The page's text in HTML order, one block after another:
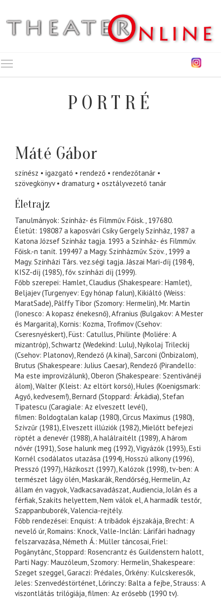
PORTRÉ
Máté Gábor
színész igazgató rendező
rendezőtanár
szövegkönyv
dramaturg osztályvezető tanár
Életrajz
Tanulmányok: Színház- és Filmműv. Főisk., 197680.
Életút: 198087 a kaposvári Csiky Gergely Színház, 1987 a
Katona József Színház tagja. 1993 a Színház- és Filmműv.
Főisk.-n tanít. 199497 a Magy. Színházműv. Szöv., 1999 a
Magy. Színházi Társ. vez.ségi tagja. Jászai Mari-díj (1984),
KISZ-díj (1985), főv. színházi díj (1999).
Főbb szerepei: Hamlet, Claudius (Shakespeare: Hamlet),
Beljajev (Turgenyev: Egy hónap falun), Kikiáltó (Weiss:
MaratSade), Pálffy Tibor (Szomory: Hermelin), Mr. Martin
(Ionesco: A kopasz énekesnő), Afranius (Bulgakov: A Mester
és Margarita), Kornis: Kozma, Trofimov (Csehov:
Cseresnyéskert), Füst: Catullus, Philinte (Moliére: A
mizantróp), Schwartz (Wedekind: Lulu), Nyikolaj Trileckij
(Csehov: Platonov), Rendező (A kínai), Sarconi (Önbizalom),
Brutus (Shakespeare: Julius Caesar), Rendező (Pirandello:
Ma este improvizálunk), Oberon (Shakespeare: Szentivánéji
álom), Walter (Kleist: Az eltört korsó), Hules (Koenigsmark:
Agyő, kedvesem!), Bernard (Stoppard: Árkádia), Stefan
Tipatescu (Caragiale: Az elveszett levél),
filmen: Boldogtalan kalap (1980), Circus Maximus (1980),
Szívzűr (1981), Elveszett illúziók (1982), Mielőtt befejezi
röptét a denevér (1988), A halálraítélt (1989), A három
nővér (1991), Sose halunk meg (1992), Vigyázók (1993), Esti
Kornél csodálatos utazása (1994), Hosszú alkony (1996),
Presszó (1997), Házikoszt (1997), Kalózok (1998), tv-ben: A
természet lágy ölén, Maskarák, Rendőrség, Hermelin, Az
állam én vagyok, Vadkacsavadászat, Audiencia, Jolán és a
férfiak, Szakíts helyettem, Nem válok el, A harmadik testőr,
Szappanbuborék, Valencia-rejtély.
Főbb rendezései: Enquist: A tribádok éjszakája, Brecht: A
nevelő úr, Romains: Knock, Valle-Inclán: Lárifári hadnagy
felszarvazása, Németh Á.: Müller táncosai, Friel:
Pogánytánc, Stoppard: Rosencrantz és Guildenstern halott,
Parti Nagy: Mauzóleum, Szomory: Hermelin, Shakespeare:
Szeget szeggel, Garaczi: Prédales, Örkény: Kulcskeresők,
Jeles: Szenvedéstörténet, Lőrinczy: Balta a fejbe, Strauss: A
viszontlátás trilógiája, filmen: Az erősebb (1990 tv).